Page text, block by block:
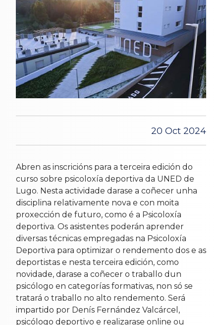
20 Oct 2024
Abren as inscricións para a terceira edición do
curso sobre psicoloxía deportiva da UNED de
Lugo. Nesta actividade darase a coñecer unha
disciplina relativamente nova e con moita
proxección de futuro, como é a Psicoloxía
deportiva. Os asistentes poderán aprender
diversas técnicas empregadas na Psicoloxía
Deportiva para optimizar o rendemento dos e as
deportistas e nesta terceira edición, como
novidade, darase a coñecer o traballo dun
psicólogo en categorías formativas, non só se
tratará o traballo no alto rendemento. Será
impartido por Denís Fernández Valcárcel,
psicólogo deportivo e realizarase online ou